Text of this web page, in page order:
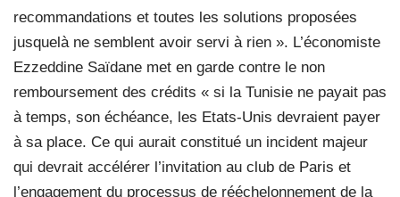
recommandations et toutes les solutions proposées
jusquelà ne semblent avoir servi à rien ». L’économiste
Ezzeddine Saïdane met en garde contre le non
remboursement des crédits « si la Tunisie ne payait pas
à temps, son échéance, les Etats-Unis devraient payer
à sa place. Ce qui aurait constitué un incident majeur
qui devrait accélérer l’invitation au club de Paris et
l’engagement du processus de rééchelonnement de la